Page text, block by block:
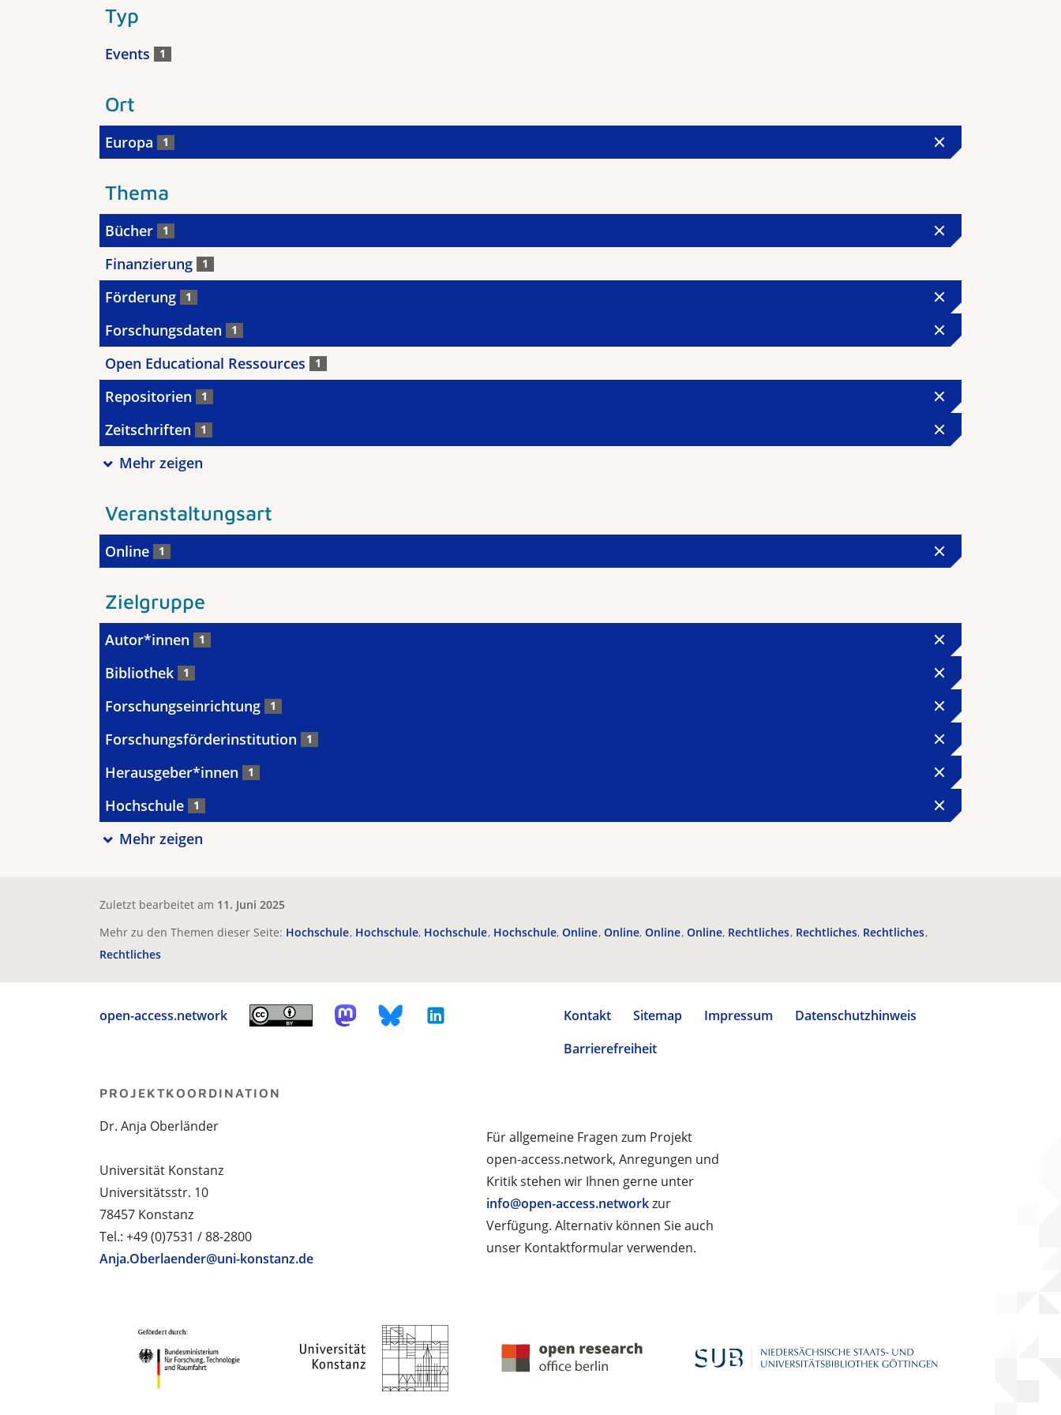
Typ
Events 1
Ort
Europa 1
Thema
Bücher 1
Finanzierung 1
Förderung 1
Forschungsdaten 1
Open Educational Ressources 1
Repositorien 1
Zeitschriften 1
Mehr zeigen
Veranstaltungsart
Online 1
Zielgruppe
Autor*innen 1
Bibliothek 1
Forschungseinrichtung 1
Forschungsförderinstitution 1
Herausgeber*innen 1
Hochschule 1
Mehr zeigen
Zuletzt bearbeitet am 11. Juni 2025
Mehr zu den Themen dieser Seite: Hochschule Hochschule Hochschule Hochschule Online Online Online Online Rechtliches Rechtliches Rechtliches
Rechtliches
open-access.network Kontakt Sitemap Impressum
Datenschutzhinweis
Barrierefreiheit
Für allgemeine Fragen zum Projekt
open-access.network, Anregungen und
Kritik stehen wir Ihnen gerne unter
info@open-access.networkzur
Verfügung. Alternativ können Sie auch
unser Kontaktformular verwenden.
PROJEKTKOORDINATION
Dr. Anja Oberländer
Universität Konstanz
Universitätsstr. 10
78457 Konstanz
Tel.: +49 (0)7531 / 88-2800
Anja.Oberlaender@uni-konstanz.de